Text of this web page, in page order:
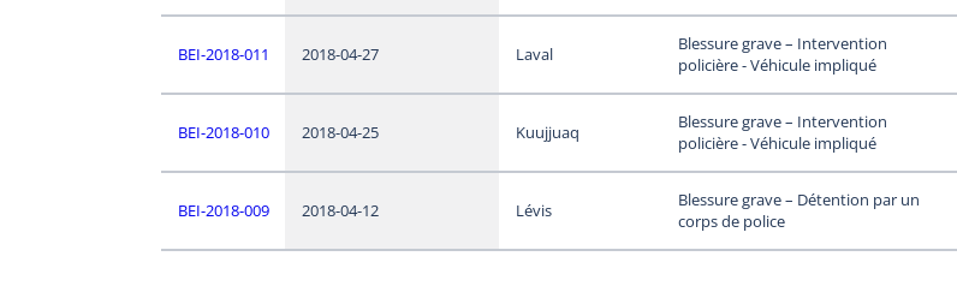
BEI-2018-011 2018-04-27 Laval
Blessure grave – Intervention
policière - Véhicule impliqué
BEI-2018-010 2018-04-25 Kuujjuaq
Blessure grave – Intervention
policière - Véhicule impliqué
BEI-2018-009 2018-04-12 Lévis
Blessure grave – Détention par un
corps de police